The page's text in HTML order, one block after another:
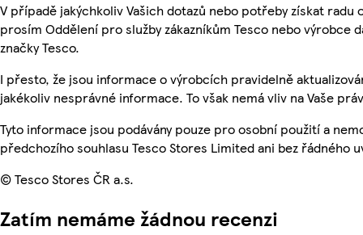
V případě jakýchkoliv Vašich dotazů nebo potřeby získat radu
prosím Oddělení pro služby zákazníkům Tesco nebo výrobce
značky Tesco.
I přesto, že jsou informace o výrobcích pravidelně
jakékoliv nesprávné informace. To však nemá vliv na Vaše
Tyto informace jsou podávány pouze pro osobní použití a
předchozího souhlasu Tesco Stores Limited ani bez řádného
© Tesco Stores ČR a.s.
Zatím nemáme žádnou recenzi